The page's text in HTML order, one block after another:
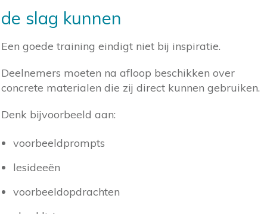
de slag kunnen
Een goede training eindigt niet bij inspiratie.
Deelnemers moeten na afloop beschikken over
concrete materialen die zij direct kunnen gebruiken.
Denk bijvoorbeeld aan:
voorbeeldprompts
lesideeën
voorbeeldopdrachten